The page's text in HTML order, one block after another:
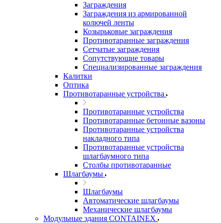
Заграждения
Заграждения из армированной
колючей ленты
Козырьковые заграждения
Противотаранные заграждения
Сетчатые заграждения
Сопутствующие товары
Специализированные заграждения
Калитки
Оптика
Противотаранные устройства
Противотаранные устройства
Противотаранные бетонные вазоны
Противотаранные устройства
накладного типа
Противотаранные устройства
шлагбаумного типа
Столбы противотаранные
Шлагбаумы
Шлагбаумы
Автоматические шлагбаумы
Механические шлагбаумы
Модульные здания CONTAINEX